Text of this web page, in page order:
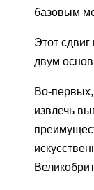
базовым
Этот
двум
Во-
извлечь